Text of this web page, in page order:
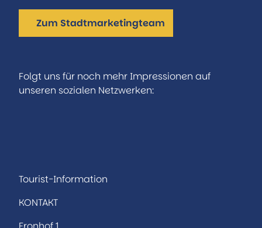
Zum Stadtmarketingteam
Folgt uns für noch mehr Impressionen auf
unseren sozialen Netzwerken:
a
r
a
b
o
k
Tourist-Information
KONTAKT